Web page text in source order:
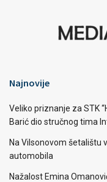
Najnovije
Veliko priznanje za STK
Barić dio stručnog tima
Na Vilsonovom šetalištu
automobila
Nažalost Emina